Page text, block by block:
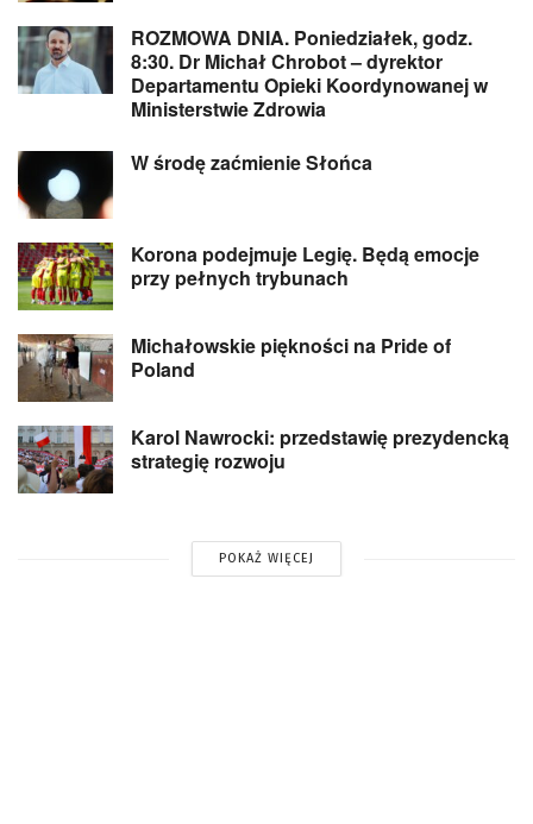
ROZMOWA DNIA. Poniedziałek, godz.
8:30. Dr Michał Chrobot – dyrektor
Departamentu Opieki Koordynowanej w
Ministerstwie Zdrowia
W środę zaćmienie Słońca
Korona podejmuje Legię. Będą emocje
przy pełnych trybunach
Michałowskie piękności na Pride of
Poland
Karol Nawrocki: przedstawię prezydencką
strategię rozwoju
POKAŻ WIĘCEJ